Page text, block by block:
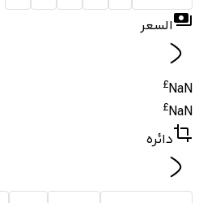
السعر
NaN
£
NaN
£
دائره